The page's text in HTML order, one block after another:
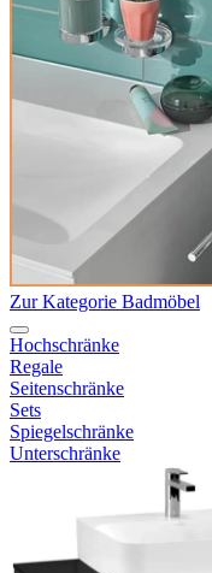
Zur Kategorie Badmöbel
Hochschränke
Regale
Seitenschränke
Sets
Spiegelschränke
Unterschränke